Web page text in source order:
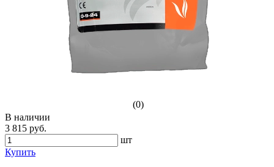
(0)
В наличии
3 815 руб.
шт
Купить